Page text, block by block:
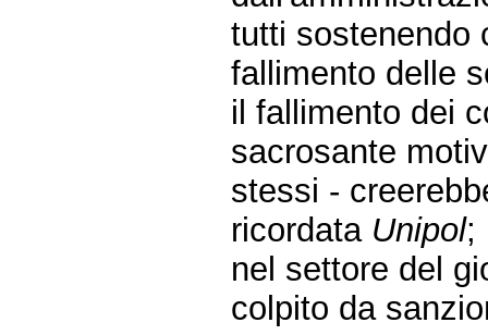
tutti sostenendo
fallimento delle
il fallimento dei
sacrosante
stessi -
ricordata Unipol;
nel settore del
colpito da